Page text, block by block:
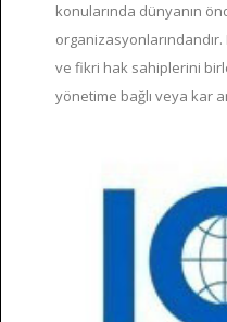
konularında dünyanın
ve fikri hak sahiplerini
yönetime bağlı veya kar